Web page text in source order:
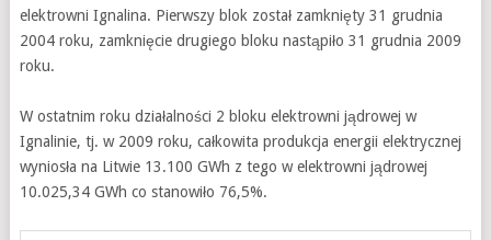
elektrowni Ignalina. Pierwszy blok został zamknięty 31 grudnia
2004 roku, zamknięcie drugiego bloku nastąpiło 31 grudnia 2009
roku.
W ostatnim roku działalności 2 bloku elektrowni jądrowej w
Ignalinie, tj. w 2009 roku, całkowita produkcja energii elektrycznej
wyniosła na Litwie 13.100 GWh z tego w elektrowni jądrowej
10.025,34 GWh co stanowiło 76,5%.